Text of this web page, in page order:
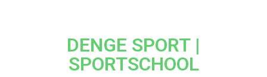
DENGE SPORT |
SPORTSCHOOL